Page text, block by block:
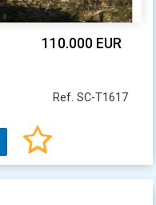
110.000 EUR
Ref. SC-T1617